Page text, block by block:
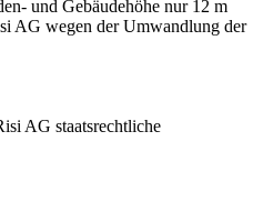
und Gebäudehöhe nur 12 m
AG wegen der Umwandlung der
AG staatsrechtliche